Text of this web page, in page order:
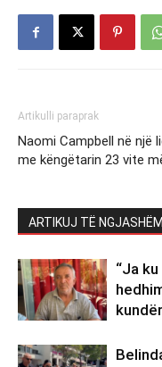
Artikulli paraprak
Naomi Campbell në një
me këngëtarin 23 vite
ARTIKUJ TË NGJASHËM
“Ja